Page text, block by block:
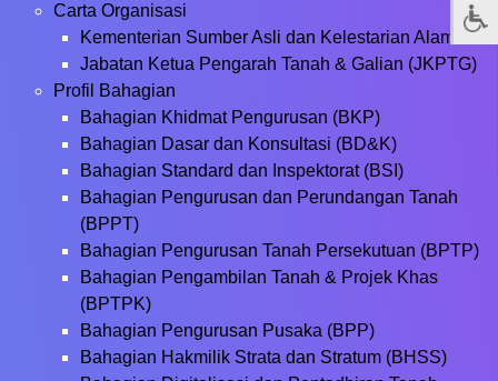
Carta Organisasi
Kementerian Sumber Asli dan Kelestarian Alam
Jabatan Ketua Pengarah Tanah & Galian (JKPTG)
Profil Bahagian
Bahagian Khidmat Pengurusan (BKP)
Bahagian Dasar dan Konsultasi (BD&K)
Bahagian Standard dan Inspektorat (BSI)
Bahagian Pengurusan dan Perundangan Tanah
(BPPT)
Bahagian Pengurusan Tanah Persekutuan (BPTP)
Bahagian Pengambilan Tanah & Projek Khas
(BPTPK)
Bahagian Pengurusan Pusaka (BPP)
Bahagian Hakmilik Strata dan Stratum (BHSS)